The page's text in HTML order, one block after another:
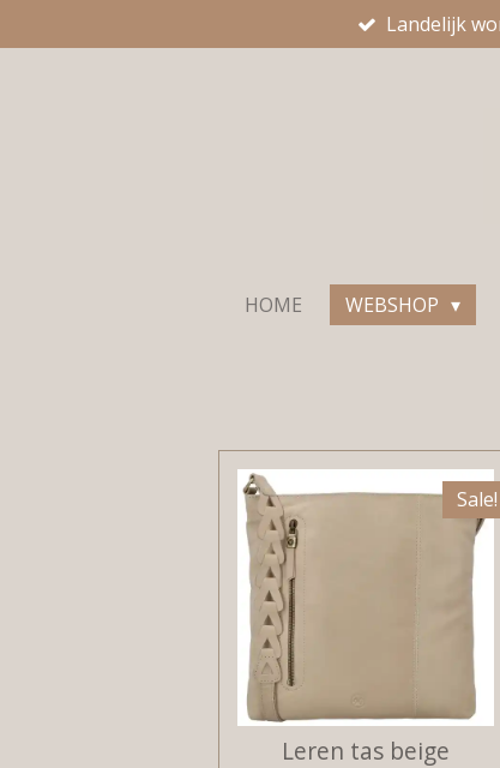
direct
Landelijk
HOME WEBSHOP
Sale!
Leren tas beige